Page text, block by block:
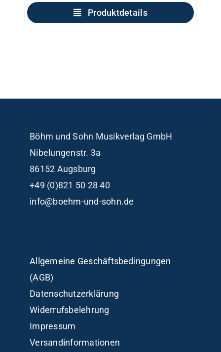
Produktdetails
Böhm und Sohn Musikverlag GmbH
Nibelungenstr. 3a
86152 Augsburg
+49 (0)821 50 28 40
info@boehm-und-sohn.de
Allgemeine Geschäftsbedingungen
(AGB)
Datenschutzerklärung
Widerrufsbelehrung
Impressum
Versandinformationen